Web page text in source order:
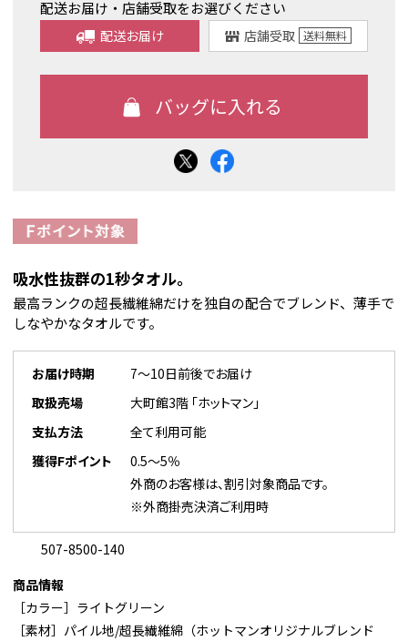
配送お届け・店舗受取をお選びください
配送お届け 店舗受取 送料無料
吸水性抜群の1秒タオル。
最高ランクの超長繊維綿だけを独自の配合でブレンド、薄手で
しなやかなタオルです。
お届け時期
7～10日前後でお届け
取扱売場
大町館3階 「ホットマン」
支払方法
全て利用可能
獲得Fポイント
0.5～5％
外商のお客様は、割引対象商品です。
※外商掛売決済ご利用時
507-8500-140
商品情報
［カラー］ライトグリーン
［素材］パイル地/超長繊維綿（ホットマンオリジナルブレンド